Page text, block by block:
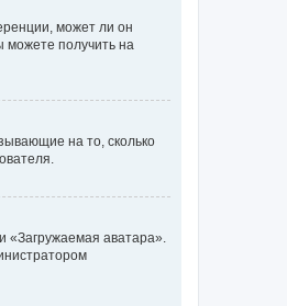
может ли он
можете получить на
на то, сколько
«Загружаемая аватара».